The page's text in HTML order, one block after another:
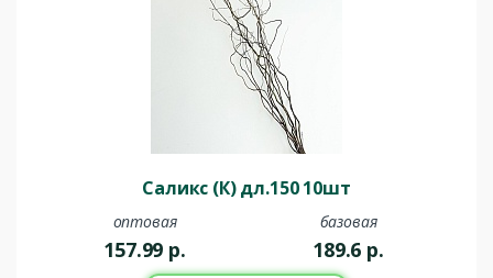
Саликс (К) дл.150 10шт
оптовая
157.99 р.
базовая
189.6 р.